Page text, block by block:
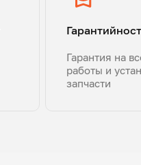
Гарантия на
работы и
запчасти